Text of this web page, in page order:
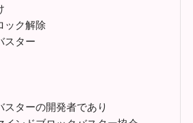
ック解除
スター
スターの開発者であり